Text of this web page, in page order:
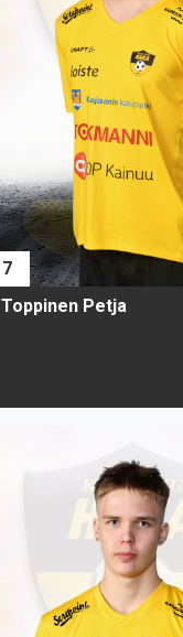
7
Toppinen Petja